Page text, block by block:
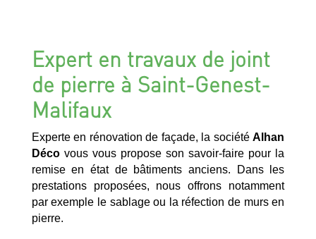
Expert en travaux de joint
de pierre à Saint-Genest-
Malifaux
Experte en rénovation de façade, la sociétéAlhan
Décovous vous propose son savoir-faire pour la
remise en état de bâtiments anciens. Dans les
prestations proposées, nous offrons notamment
par exemple le sablage ou la réfection de murs en
pierre.